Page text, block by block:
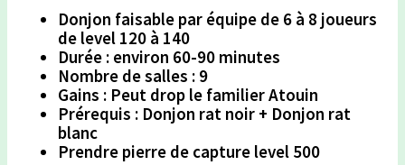
Donjon faisable par équipe de 6 à 8 joueurs
de level 120 à 140
Durée : environ 60-90 minutes
Nombre de salles : 9
Gains : Peut drop le familier Atouin
Prérequis : Donjon rat noir + Donjon rat
blanc
Prendre pierre de capture level 500